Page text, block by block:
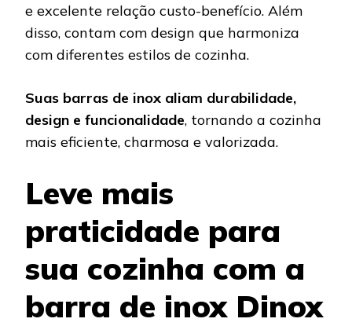
e excelente relação custo-benefício. Além
disso, contam com design que harmoniza
com diferentes estilos de cozinha.
Suas barras de inox aliam durabilidade,
design e funcionalidade, tornando a cozinha
mais eficiente, charmosa e valorizada.
Leve mais
praticidade para
sua cozinha com a
barra de inox Dinox